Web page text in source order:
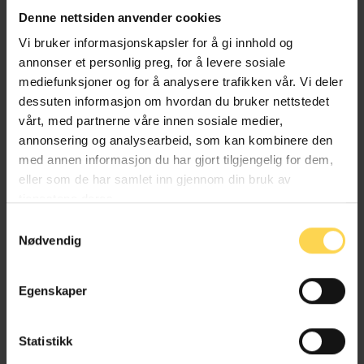
Denne nettsiden anvender cookies
Vi bruker informasjonskapsler for å gi innhold og
annonser et personlig preg, for å levere sosiale
mediefunksjoner og for å analysere trafikken vår. Vi deler
dessuten informasjon om hvordan du bruker nettstedet
vårt, med partnerne våre innen sosiale medier,
annonsering og analysearbeid, som kan kombinere den
med annen informasjon du har gjort tilgjengelig for dem,
eller som de har samlet inn gjennom din bruk av
Nødvendig
Egenskaper
Statistikk
Martin Haugsrud
Advokatfullmektig, Advokatfirmaet Wiersholm AS
Odin Horne
Fast advokat, Advokatfirmaet Wiersholm AS